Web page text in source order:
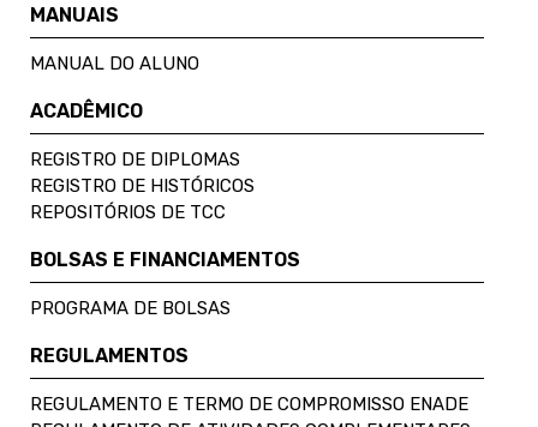
MANUAIS
MANUAL DO ALUNO
ACADÊMICO
REGISTRO DE DIPLOMAS
REGISTRO DE HISTÓRICOS
REPOSITÓRIOS DE TCC
BOLSAS E FINANCIAMENTOS
PROGRAMA DE BOLSAS
REGULAMENTOS
REGULAMENTO E TERMO DE COMPROMISSO ENADE